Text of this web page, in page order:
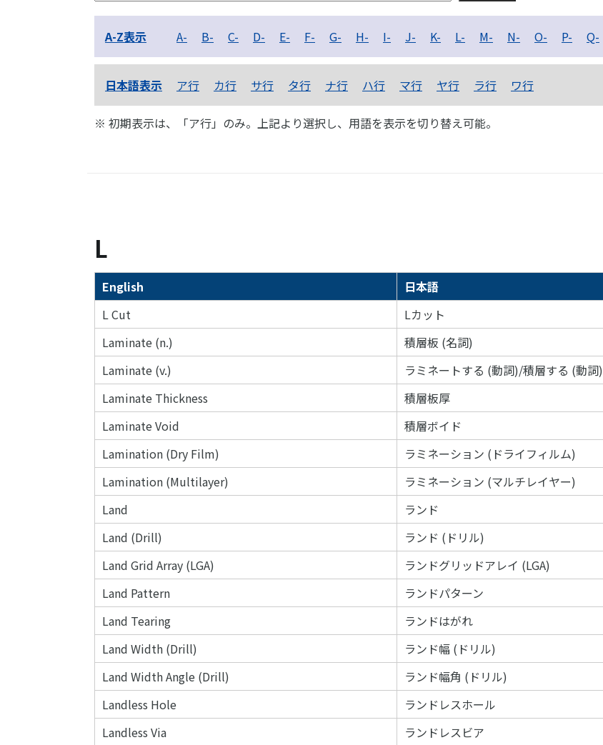
A-Z表示 A- B- C- D- E- F- G- H- I- J- K- L- M- N- O- P- Q-
日本語表示 ア行 カ行 サ行 タ行 ナ行 ハ行 マ行 ヤ行 ラ行 ワ行
※ 初期表示は、「ア行」のみ。上記より選択し、用語を表示を切り替え可能。
L
English 日本語
L Cut
Lカット
Laminate (n.)
積層板 (名詞)
Laminate (v.)
ラミネートする (動詞)/積層する (動詞)
Laminate Thickness
積層板厚
Laminate Void
積層ボイド
Lamination (Dry Film)
ラミネーション (ドライフィルム)
Lamination (Multilayer)
ラミネーション (マルチレイヤー)
Land
ランド
Land (Drill)
ランド (ドリル)
Land Grid Array (LGA)
ランドグリッドアレイ (LGA)
Land Pattern
ランドパターン
Land Tearing
ランドはがれ
Land Width (Drill)
ランド幅 (ドリル)
Land Width Angle (Drill)
ランド幅角 (ドリル)
Landless Hole
ランドレスホール
Landless Via
ランドレスビア